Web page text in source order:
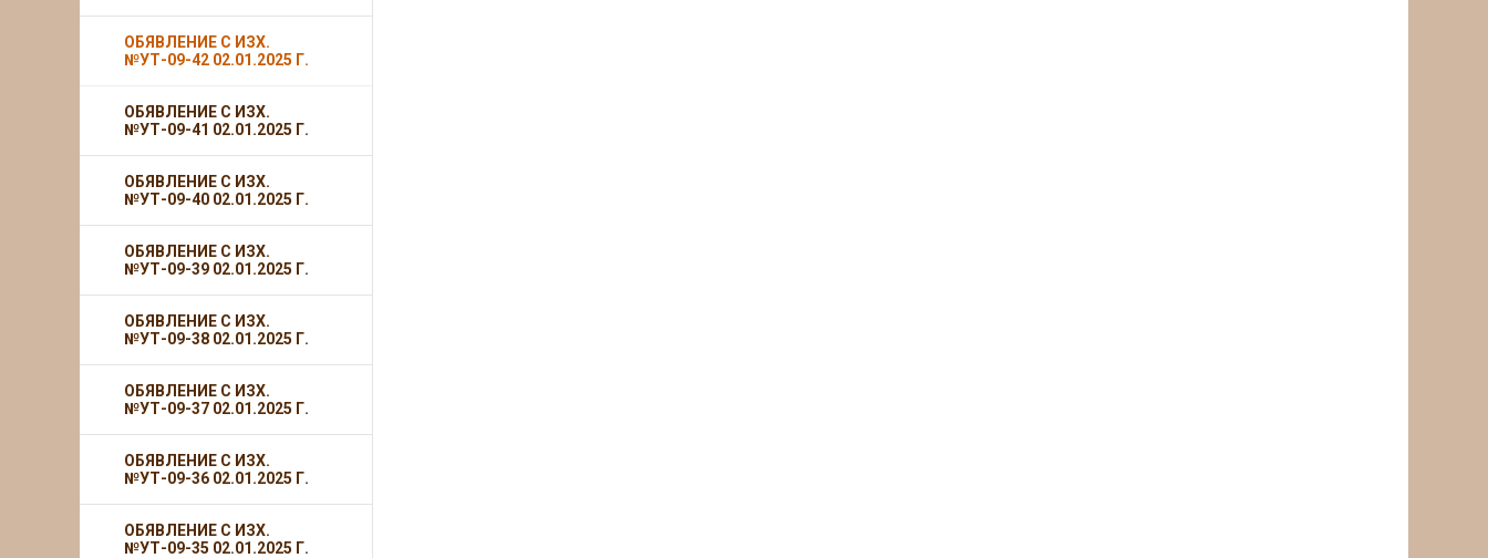
ОБЯВЛЕНИЕ С ИЗХ.
№УТ-09-42 02.01.2025 Г.
ОБЯВЛЕНИЕ С ИЗХ.
№УТ-09-41 02.01.2025 Г.
ОБЯВЛЕНИЕ С ИЗХ.
№УТ-09-40 02.01.2025 Г.
ОБЯВЛЕНИЕ С ИЗХ.
№УТ-09-39 02.01.2025 Г.
ОБЯВЛЕНИЕ С ИЗХ.
№УТ-09-38 02.01.2025 Г.
ОБЯВЛЕНИЕ С ИЗХ.
№УТ-09-37 02.01.2025 Г.
ОБЯВЛЕНИЕ С ИЗХ.
№УТ-09-36 02.01.2025 Г.
ОБЯВЛЕНИЕ С ИЗХ.
№УТ-09-35 02.01.2025 Г.